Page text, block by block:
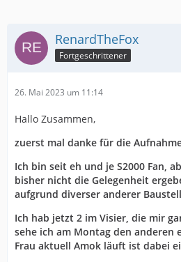
RenardTheFox
Fortgeschrittener
26. Mai 2023 um 11:14
Hallo Zusammen,
zuerst mal danke für die
Ich bin seit eh und je S2000 Fan,
bisher nicht die Gelegenheit
aufgrund diverser anderer
Ich hab jetzt 2 im Visier, die mir
sehe ich am Montag den anderen
Frau aktuell Amok läuft ist dabei